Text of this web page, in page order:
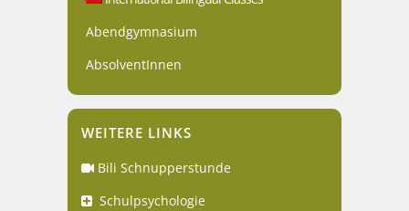
Abendgymnasium
AbsolventInnen
WEITERE LINKS
Bili Schnupperstunde
Schulpsychologie